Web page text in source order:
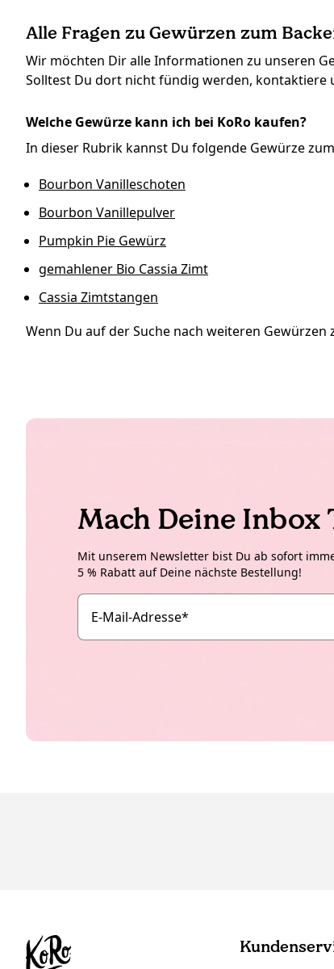
Alle Fragen zu Gewürzen zum
Wir möchten Dir alle Informationen zu unseren
Solltest Du dort nicht fündig werden, kontaktiere
Welche Gewürze kann ich bei KoRo kaufen?
In dieser Rubrik kannst Du folgende Gewürze
Bourbon Vanilleschoten
Bourbon Vanillepulver
Pumpkin Pie Gewürz
gemahlener Bio Cassia Zimt
Cassia Zimtstangen
Wenn Du auf der Suche nach weiteren
Mach Deine Inbox
Mit unserem Newsletter bist Du ab sofort
5 % Rabatt auf Deine nächste Bestellung!
E-Mail-Adresse*